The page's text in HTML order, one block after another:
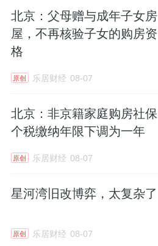
北京：父母赠与成年子女房
屋，不再核验子女的购房资
格
原创 乐居财经 08-07
北京：非京籍家庭购房社保
个税缴纳年限下调为一年
原创 乐居财经 08-07
星河湾旧改博弈，太复杂了
原创 乐居财经 08-07